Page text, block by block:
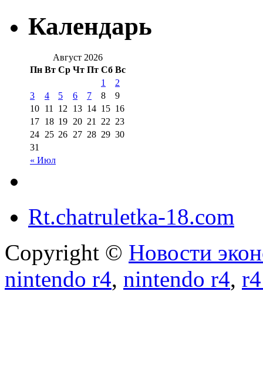
Календарь
Август 2026
Пн Вт Ср Чт Пт Сб Вс
« Июл
1
2
3
4 5 6 7 8
9
10 11 12 13 14 15 16
17 18 19 20 21 22 23
24 25 26 27 28 29 30
31
Rt.chatruletka-18.com
Copyright © Новости
nintendo r4, nintendo r4,